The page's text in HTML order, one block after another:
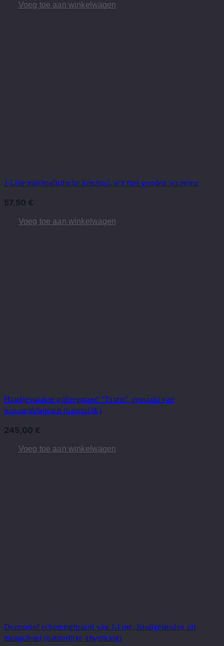
Voeg toe aan winkelwagen
J-Line minimalistische kerststal, wit met gouden accenten
57,50 €
Voeg toe aan winkelwagen
Handgemaakte opbergmand "Tatum" gemaakt van
bananenbladeren (natuurlijk)
245,00 €
Voeg toe aan winkelwagen
Decoratief schommelpaard van J-Line, handgesneden uit
mangohout (natuurlijke afwerking)